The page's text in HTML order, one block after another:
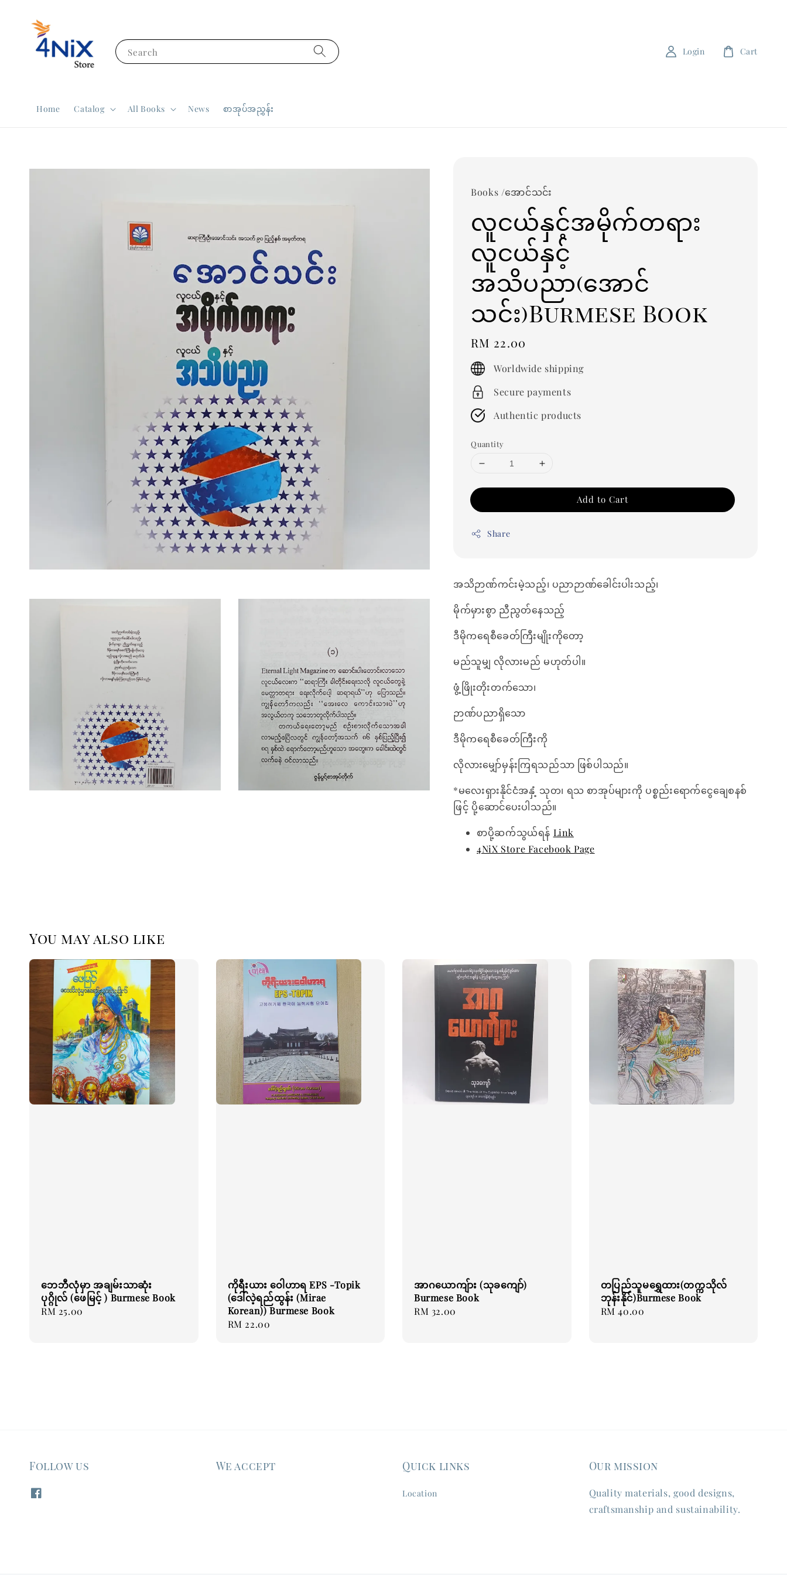
Search
Home Catalog All Books News စာအုပ်အညွှန်း
Login Cart
Books /အောင်သင်း
လူငယ်နှင့်အမိုက်တရား
လူငယ်နှင့်
အသိပညာ(အောင်
သင်း)Burmese Book
Regular
price
RM 22.00
Worldwide shipping
Secure payments
Authentic products
Quantity
Add to Cart
Share
အသိဉာဏ်ကင်းမဲ့သည့်၊ ပညာဉာဏ်ခေါင်းပါးသည့်၊
မိုက်မှားစွာ ညီညွတ်နေသည့်
ဒီမိုကရေစီခေတ်ကြီးမျိုးကိုတော့
မည်သူမျှ လိုလားမည် မဟုတ်ပါ။
ဖွံ့ဖြိုးတိုးတက်သော၊
ဉာဏ်ပညာရှိသော
ဒီမိုကရေစီခေတ်ကြီးကို
လိုလားမျှော်မှန်းကြရသည်သာ ဖြစ်ပါသည်။
*မလေးရှားနိုင်ငံအနှံ့ သုတ၊ ရသ စာအုပ်များကို ပစ္စည်းရောက်ငွေချေစနစ်
ဖြင့် ပို့ဆောင်ပေးပါသည်။
စာပို့ဆက်သွယ်ရန် Link
4NiX Store Facebook Page
You may also like
ဘေဘီလုံမှာ အချမ်းသာဆုံး
ပုဂ္ဂိုလ် (ဖေမြင့် ) Burmese Book
Regular
RM 25.00
ကိုရီးယား ဝေါဟာရ EPS -Topik
(ဒေါ်လဲ့ရည်ထွန်း (Mirae
Korean)) Burmese Book
Regular
RM 22.00
အာဂယောကျ်ား (သုခကျော်)
Burmese Book
Regular
RM 32.00
တပြည်သူမရွှေထား(တက္ကသိုလ်
ဘုန်းနိုင်)Burmese Book
Regular
RM 40.00
Follow us We accept Quick links
Location
Our mission
Quality materials, good designs,
craftsmanship and sustainability.